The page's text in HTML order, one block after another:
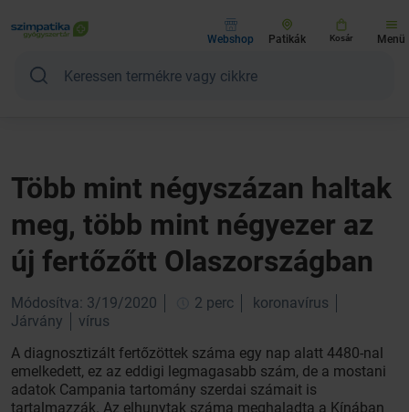
Webshop Patikák Kosár Menü
Több mint négyszázan haltak
meg, több mint négyezer az
új fertőzőtt Olaszországban
Módosítva: 3/19/2020 2 perc
koronavírus
Járvány
vírus
A diagnosztizált fertőzöttek száma egy nap alatt 4480-nal
emelkedett, ez az eddigi legmagasabb szám, de a mostani
adatok Campania tartomány szerdai számait is
tartalmazzák. Az elhunytak száma meghaladta a Kínában